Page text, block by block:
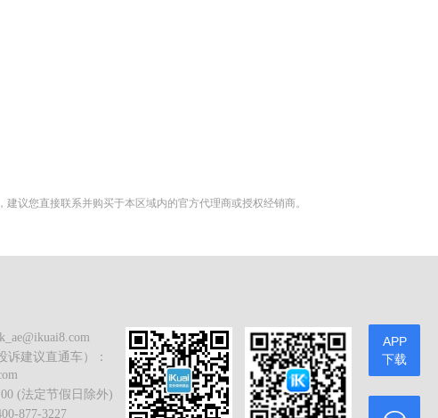
议您直接联系并购买于本区域内的官方代理商或授权经销商。
诉建议直通车）：
(法定节假日除外)
877-3227
APP
下载